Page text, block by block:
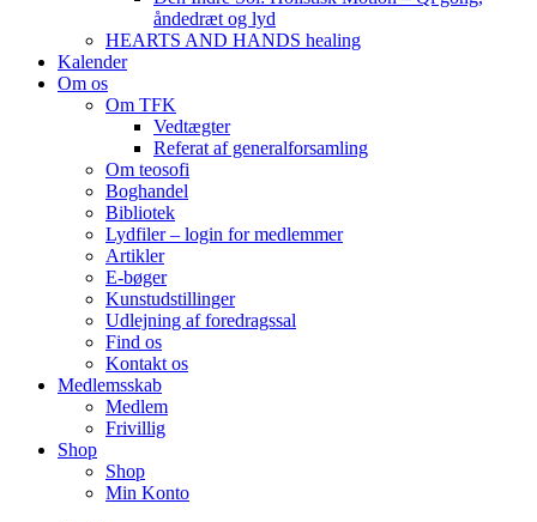
åndedræt og lyd
HEARTS AND HANDS healing
Kalender
Om os
Om TFK
Vedtægter
Referat af generalforsamling
Om teosofi
Boghandel
Bibliotek
Lydfiler – login for medlemmer
Artikler
E-bøger
Kunstudstillinger
Udlejning af foredragssal
Find os
Kontakt os
Medlemsskab
Medlem
Frivillig
Shop
Shop
Min Konto